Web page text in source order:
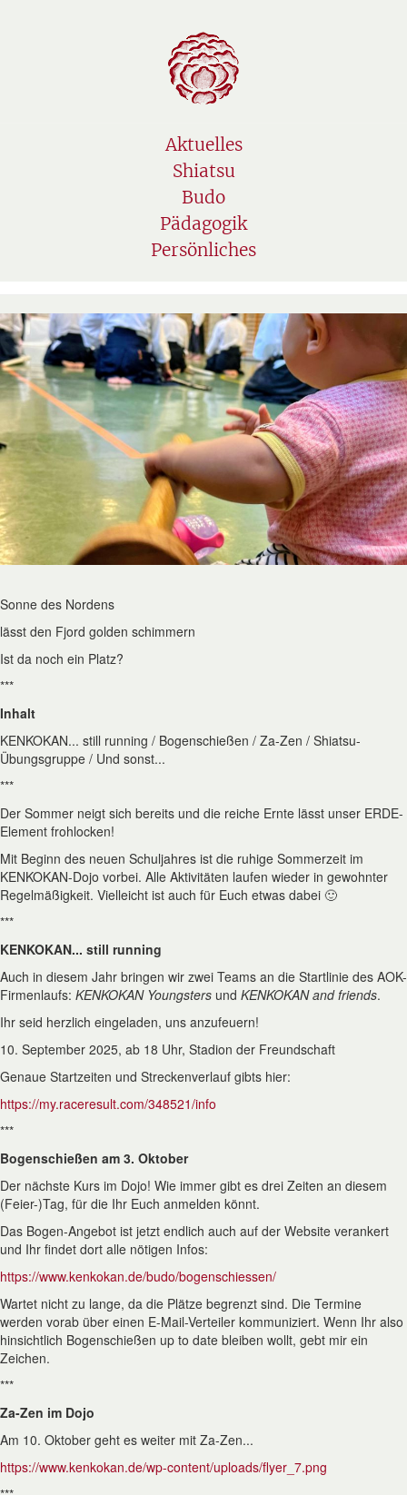
Navigation
Aktuelles
Shiatsu
Budo
Pädagogik
Persönliches
Sonne des Nordens
lässt den Fjord golden schimmern
Ist da noch ein Platz?
***
Inhalt
KENKOKAN... still running / Bogenschießen / Za-Zen / Shiatsu-
Übungsgruppe / Und sonst...
***
Der Sommer neigt sich bereits und die reiche Ernte lässt unser ERDE-
Element frohlocken!
Mit Beginn des neuen Schuljahres ist die ruhige Sommerzeit im
KENKOKAN-Dojo vorbei. Alle Aktivitäten laufen wieder in gewohnter
Regelmäßigkeit. Vielleicht ist auch für Euch etwas dabei 🙂
***
KENKOKAN... still running
Auch in diesem Jahr bringen wir zwei Teams an die Startlinie des AOK-
Firmenlaufs: KENKOKAN Youngsters und KENKOKAN and friends.
Ihr seid herzlich eingeladen, uns anzufeuern!
10. September 2025, ab 18 Uhr, Stadion der Freundschaft
Genaue Startzeiten und Streckenverlauf gibts hier:
https://my.raceresult.com/348521/info
***
Bogenschießen am 3. Oktober
Der nächste Kurs im Dojo! Wie immer gibt es drei Zeiten an diesem
(Feier-)Tag, für die Ihr Euch anmelden könnt.
Das Bogen-Angebot ist jetzt endlich auch auf der Website verankert
und Ihr findet dort alle nötigen Infos:
https://www.kenkokan.de/budo/bogenschiessen/
Wartet nicht zu lange, da die Plätze begrenzt sind. Die Termine
werden vorab über einen E-Mail-Verteiler kommuniziert. Wenn Ihr also
hinsichtlich Bogenschießen up to date bleiben wollt, gebt mir ein
Zeichen.
***
Za-Zen im Dojo
Am 10. Oktober geht es weiter mit Za-Zen...
https://www.kenkokan.de/wp-content/uploads/flyer_7.png